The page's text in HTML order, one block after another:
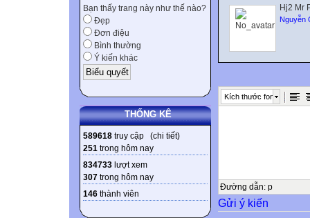
Bạn thấy trang này như thế nào?
Đẹp
Đơn điệu
Bình thường
Ý kiến khác
THỐNG KÊ
589618 truy cập (chi tiết)
251 trong hôm nay
834733 lượt xem
307 trong hôm nay
146 thành viên
Bài 22: TÁC
Ở lớp 7 chúng
dòng điện chạy
I. LỰC TỪ
1. Thí nghiệm
dây dẫn nữa
Trả lời : Khi cho
Hj2 Mr
Nguyễn
Kích thước font
Đường dẫn: p
Gửi ý kiến